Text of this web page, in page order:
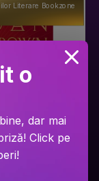
Literare Bookzone
Dan Brown
secretelor
o
dar mai
Click pe